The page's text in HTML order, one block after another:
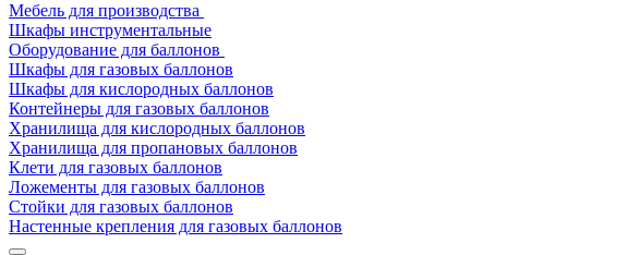
Мебель для производства
Шкафы инструментальные
Оборудование для баллонов
Шкафы для газовых баллонов
Шкафы для кислородных баллонов
Контейнеры для газовых баллонов
Хранилища для кислородных баллонов
Хранилища для пропановых баллонов
Клети для газовых баллонов
Ложементы для газовых баллонов
Стойки для газовых баллонов
Настенные крепления для газовых баллонов